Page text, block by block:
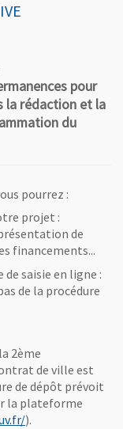
pour
la rédaction et la
du
pourrez :
projet :
de
financements...
saisie en ligne :
de la procédure
2ème
de ville est
de dépôt prévoit
la plateforme
, Ouvre une
).